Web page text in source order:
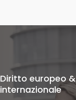
Diritto europeo &
internazionale